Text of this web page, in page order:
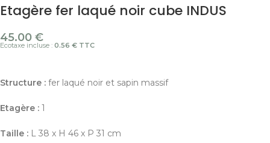
Etagère fer laqué noir cube INDUS
45.00 €
Ecotaxe incluse : 0.56 € TTC
Structure : fer laqué noir et sapin massif
Etagère : 1
Taille : L 38 x H 46 x P 31 cm